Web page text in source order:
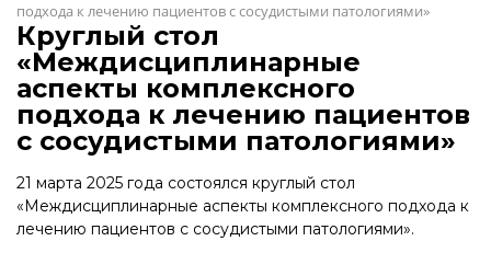
подхода к лечению пациентов с сосудистыми патологиями»
Круглый стол
«Междисциплинарные
аспекты комплексного
подхода к лечению пациентов
с сосудистыми патологиями»
21 марта 2025 года состоялся круглый стол
«Междисциплинарные аспекты комплексного подхода к
лечению пациентов с сосудистыми патологиями».